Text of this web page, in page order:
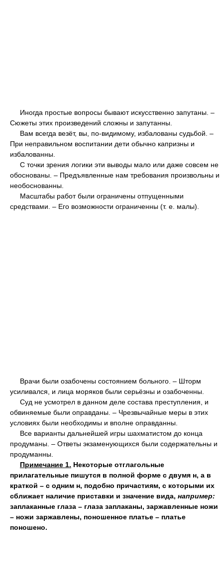
Иногда простые вопросы бывают искусственно запутаны. –
Сюжеты этих произведений сложны и запутанны.
Вам всегда везёт, вы, по-видимому, избалованы судьбой. –
При неправильном воспитании дети обычно капризны и
избалованны.
С точки зрения логики эти выводы мало или даже совсем не
обоснованы. – Предъявленные нам требования произвольны и
необоснованны.
Масштабы работ были ограничены отпущенными
средствами. – Его возможности ограниченны (т. е. малы).
Врачи были озабочены состоянием больного. – Шторм
усиливался, и лица моряков были серьёзны и озабоченны.
Суд не усмотрел в данном деле состава преступления, и
обвиняемые были оправданы. – Чрезвычайные меры в этих
условиях были необходимы и вполне оправданны.
Все варианты дальнейшей игры шахматистом до конца
продуманы. – Ответы экзаменующихся были содержательны и
продуманны.
Примечание 1. Некоторые отглагольные
прилагательные пишутся в полной форме с двумя н, а в
краткой – с одним н, подобно причастиям, с которыми их
сближает наличие приставки и значение вида, например:
заплаканные глаза – глаза заплаканы, заржавленные ножи
– ножи заржавлены, поношенное платье – платье
поношено.